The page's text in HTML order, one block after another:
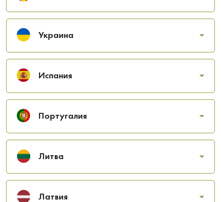
Украина
Испания
Португалия
Литва
Латвия